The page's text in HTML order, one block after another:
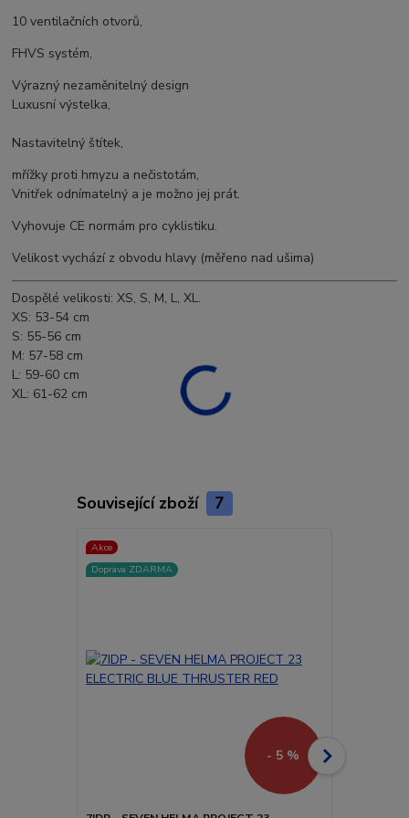
10 ventilačních otvorů,
FHVS systém,
Výrazný nezaměnitelný design
Luxusní výstelka,
Nastavitelný štítek,
mřížky proti hmyzu a nečistotám,
Vnitřek odnímatelný a je možno jej prát.
Vyhovuje CE normám pro cyklistiku.
Velikost vychází z obvodu hlavy (měřeno nad ušima)
Dospělé velikosti: XS, S, M, L, XL.
XS: 53-54 cm
S: 55-56 cm
M: 57-58 cm
L: 59-60 cm
XL: 61-62 cm
Související zboží 7
Akce
Doprava ZDARMA
- 5 %